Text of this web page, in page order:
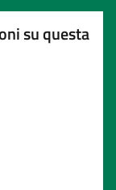
su questa